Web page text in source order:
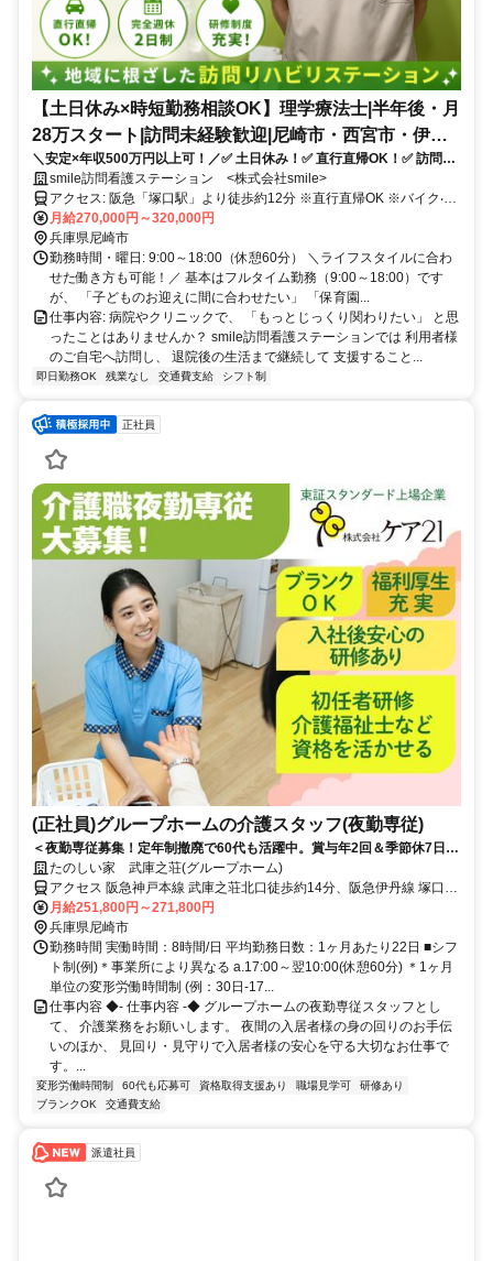
【土日休み×時短勤務相談OK】理学療法士|半年後・月
28万スタート|訪問未経験歓迎|尼崎市・西宮市・伊丹
市エリア中心
＼安定×年収500万円以上可！／✅ 土日休み！✅ 直行直帰OK！✅ 訪問未
経験歓迎！✅ 利用者様と向き合ってリハビリ！
smile訪問看護ステーション <株式会社smile>
アクセス: 阪急「塚口駅」より徒歩約12分 ※直⾏直帰OK ※バイク‧⾃
転⾞通勤OK
月給270,000円～320,000円
兵庫県尼崎市
勤務時間・曜日: 9:00～18:00（休憩60分） ＼ライフスタイルに合わ
せた働き方も可能！／ 基本はフルタイム勤務（9:00～18:00）です
が、 「子どものお迎えに間に合わせたい」 「保育園...
仕事内容: 病院やクリニックで、 「もっとじっくり関わりたい」 と思
ったことはありませんか？ smile訪問看護ステーションでは 利用者様
のご自宅へ訪問し、 退院後の生活まで継続して 支援すること...
即日勤務OK 残業なし 交通費支給 シフト制
正社員
(正社員)グループホームの介護スタッフ(夜勤専従)
＜夜勤専従募集！定年制撤廃で60代も活躍中。賞与年2回＆季節休7日◎
少ない日数でしっかり稼げる！＞賞与年2回＆昇給あり！定年制撤廃で
長く安定して働けます。少人数制で寄り添うケアができる温かいグルー
プホームです◎
たのしい家 武庫之荘(グループホーム)
アクセス 阪急神戸本線 武庫之荘北口徒歩約14分、阪急伊丹線 塚口
（阪急線）北口徒歩約35分、阪急神戸本線 塚口（阪急線）北口徒歩
約35分 阪急神戸本線「武庫之荘」駅から徒歩約15分
月給251,800円～271,800円
兵庫県尼崎市
勤務時間 実働時間：8時間/日 平均勤務日数：1ヶ月あたり22日 ■シフ
ト制(例)＊事業所により異なる a.17:00～翌10:00(休憩60分) ＊1ヶ月
単位の変形労働時間制 (例：30日-17...
仕事内容 ◆- 仕事内容 -◆ グループホームの夜勤専従スタッフとし
て、 介護業務をお願いします。 夜間の入居者様の身の回りのお手伝
いのほか、 見回り・見守りで入居者様の安心を守る大切なお仕事で
す。...
変形労働時間制 60代も応募可 資格取得支援あり 職場見学可
研修あり
ブランクOK
交通費支給
派遣社員